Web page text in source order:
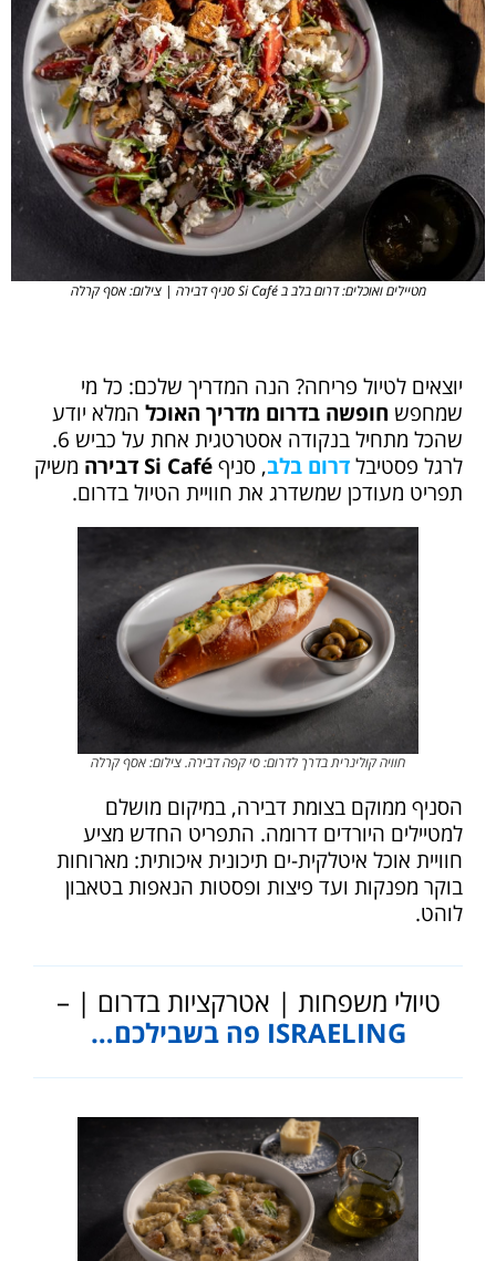
מטיילים ואוכלים: דרום בלב ב Si Café סניף דבירה | צילום: אסף קרלה
יוצאים לטיול פריחה? הנה המדריך שלכם: כל מי
שמחפש חופשה בדרום מדריך האוכל המלא יודע
שהכל מתחיל בנקודה אסטרטגית אחת על כביש 6.
לרגל פסטיבלדרום בלב, סניףSi Café דבירה
משיק
תפריט מעודכן שמשדרג את חוויית הטיול בדרום.
חוויה קולינרית בדרך לדרום: סי קפה דבירה. צילום: אסף קרלה
הסניף ממוקם בצומת דבירה, במיקום מושלם
למטיילים היורדים דרומה. התפריט החדש מציע
חוויית אוכל איטלקית-ים תיכונית איכותית: מארוחות
בוקר מפנקות ועד פיצות ופסטות הנאפות בטאבון
לוהט.
טיולי משפחות | אטרקציות בדרום | –
ISRAELING פה בשבילכם…